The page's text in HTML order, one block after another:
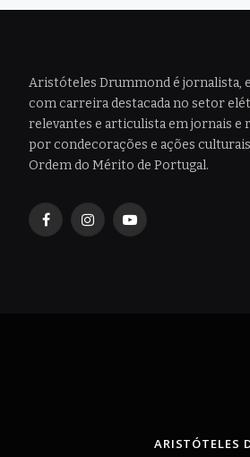
Aristóteles Drummond é jornalista,
com carreira destacada no setor
relevantes e articulista em jornais e
por condecorações e ações
Ordem do Mérito de Portugal.
FacebookInstagramYouTube
ARISTÓTELES